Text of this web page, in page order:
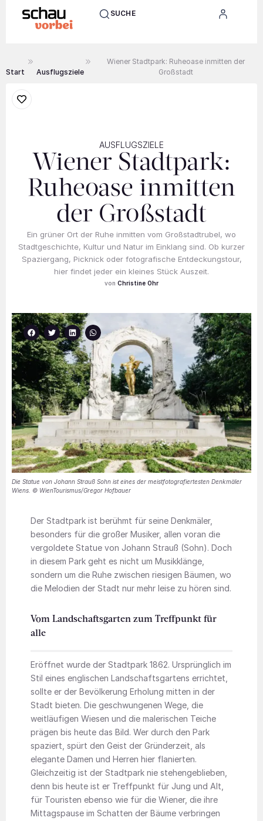
SUCHE
Start Ausflugsziele
Wiener Stadtpark: Ruheoase inmitten der
Großstadt
AUSFLUGSZIELE
Wiener Stadtpark:
Ruheoase inmitten
der Großstadt
Ein grüner Ort der Ruhe inmitten vom Großstadtrubel, wo
Stadtgeschichte, Kultur und Natur im Einklang sind. Ob kurzer
Spaziergang, Picknick oder fotografische Entdeckungstour,
hier findet jeder ein kleines Stück Auszeit.
Christine Ohr
Die Statue von Johann Strauß Sohn ist eines der meistfotografiertesten Denkmäler
Wiens. © WienTourismus/Gregor Hofbauer
Der Stadtpark ist berühmt für seine Denkmäler,
besonders für die großer Musiker, allen voran die
vergoldete Statue von Johann Strauß (Sohn). Doch
in diesem Park geht es nicht um Musikklänge,
sondern um die Ruhe zwischen riesigen Bäumen, wo
die Melodien der Stadt nur mehr leise zu hören sind.
Vom Landschaftsgarten zum Treffpunkt für
alle
Eröffnet wurde der Stadtpark 1862. Ursprünglich im
Stil eines englischen Landschaftsgartens errichtet,
sollte er der Bevölkerung Erholung mitten in der
Stadt bieten. Die geschwungenen Wege, die
weitläufigen Wiesen und die malerischen Teiche
prägen bis heute das Bild. Wer durch den Park
spaziert, spürt den Geist der Gründerzeit, als
elegante Damen und Herren hier flanierten.
Gleichzeitig ist der Stadtpark nie stehengeblieben,
denn bis heute ist er Treffpunkt für Jung und Alt,
für Touristen ebenso wie für die Wiener, die ihre
Mittagspause im Schatten der Bäume verbringen